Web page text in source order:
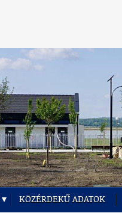
KÖZÉRDEKŰ ADATOK